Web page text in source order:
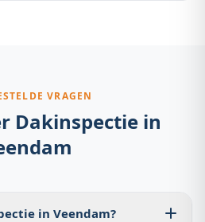
VRAGEN
Dakinspectiein
in Veendam?